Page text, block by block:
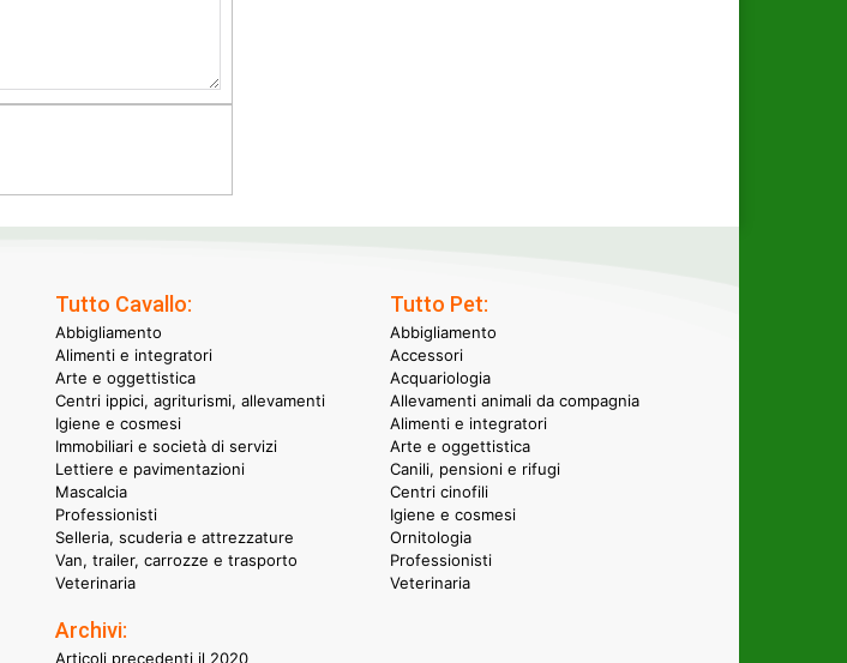
Tutto Cavallo:
Abbigliamento
Alimenti e integratori
Arte e oggettistica
Centri ippici, agriturismi, allevamenti
Igiene e cosmesi
Immobiliari e società di servizi
Lettiere e pavimentazioni
Mascalcia
Professionisti
Selleria, scuderia e attrezzature
Van, trailer, carrozze e trasporto
Veterinaria
Archivi:
Articoli precedenti il 2020
Tutto Pet:
Abbigliamento
Accessori
Acquariologia
Allevamenti animali da compagnia
Alimenti e integratori
Arte e oggettistica
Canili, pensioni e rifugi
Centri cinofili
Igiene e cosmesi
Ornitologia
Professionisti
Veterinaria